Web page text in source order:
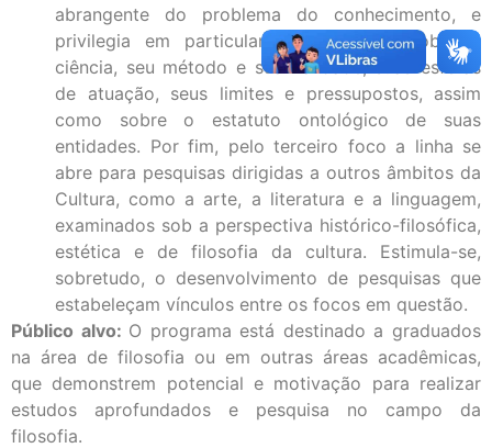
abrangente do problema do conhecimento, e
privilegia em particular uma reflexão sobre a
ciência, seu método e sua validade, suas esferas
de atuação, seus limites e pressupostos, assim
como sobre o estatuto ontológico de suas
entidades. Por fim, pelo terceiro foco a linha se
abre para pesquisas dirigidas a outros âmbitos da
Cultura, como a arte, a literatura e a linguagem,
examinados sob a perspectiva histórico-filosófica,
estética e de filosofia da cultura. Estimula-se,
sobretudo, o desenvolvimento de pesquisas que
estabeleçam vínculos entre os focos em questão.
Público alvo: O programa está destinado a graduados
na área de filosofia ou em outras áreas acadêmicas,
que demonstrem potencial e motivação para realizar
estudos aprofundados e pesquisa no campo da
filosofia.